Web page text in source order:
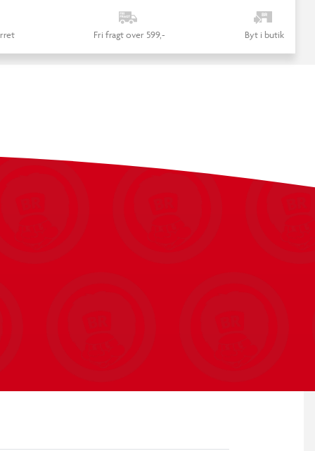
Fri fragt over 599,- Byt i butik